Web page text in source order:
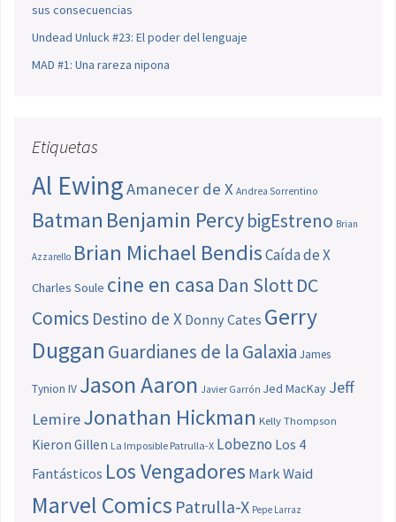
sus consecuencias
Undead Unluck #23: El poder del lenguaje
MAD #1: Una rareza nipona
Etiquetas
Al EwingAmanecer de X Andrea Sorrentino
Batman Benjamin PercybigEstreno Brian
Azzarello Brian Michael BendisCaída de X
Charles Soule cine en casa Dan SlottDC
Comics Destino de X Donny Cates Gerry
Duggan Guardianes de la Galaxia James
Tynion IV Jason Aaron Javier Garrón Jed MacKay Jeff
LemireJonathan Hickman Kelly Thompson
Kieron Gillen La Imposible Patrulla-X Lobezno Los 4
Fantásticos Los Vengadores Mark Waid
Marvel Comics Patrulla-X Pepe Larraz